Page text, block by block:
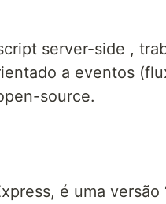
server-side ,
a eventos
source.
é uma versão